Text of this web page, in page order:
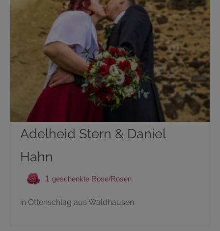
Adelheid Stern & Daniel
Hahn
1
in Ottenschlag aus Waldhausen